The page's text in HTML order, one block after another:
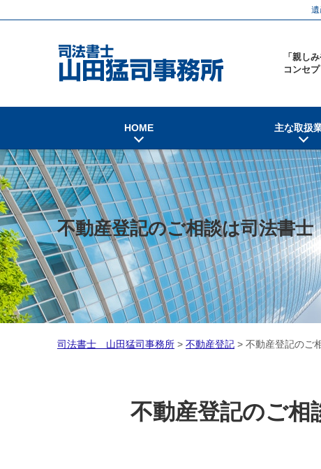
「親し
コンセ
HOME 主な取扱
不動産登記のご相談は司法書
司法書士 山田猛司事務所 > 不動産登記 > 不動産登記のご
不動産登記のご